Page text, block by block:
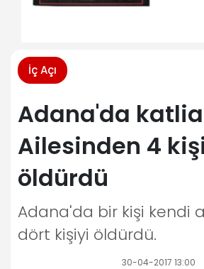
İç Açı
Adana'da
Ailesinden 4
öldürdü
Adana'da bir kişi kendi
dört kişiyi öldürdü.
30-04-2017 13:00